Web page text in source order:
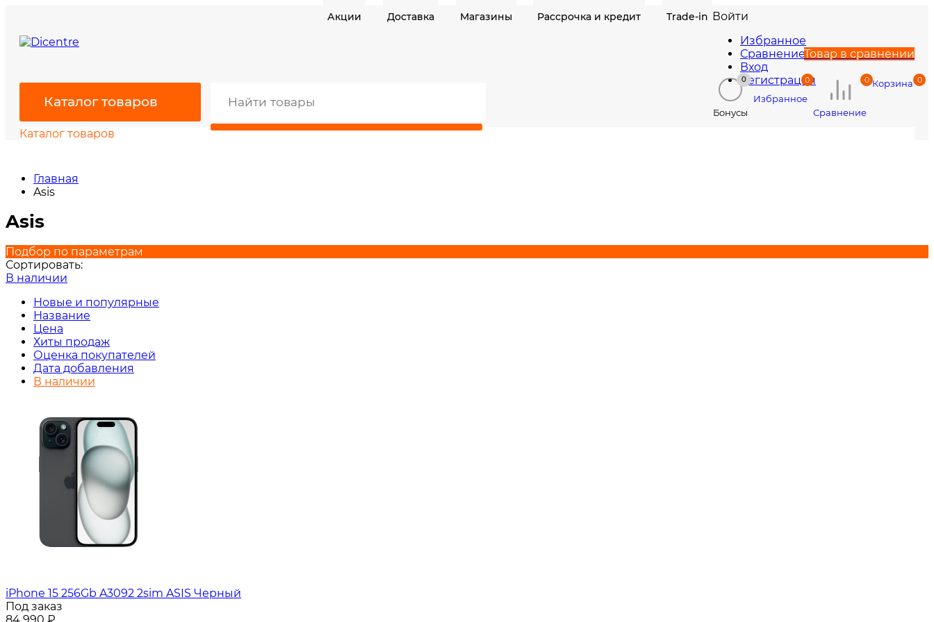
Акции Доставка Магазины Рассрочка и кредит Trade-in Войти
Избранное
СравнениеТовар в сравнении
Вход
Регистрация
Каталог товаров
0
Бонусы
0
Избранное
0
Сравнение
0
Корзина
Каталог товаров
Главная
Asis
Asis
Подбор по параметрам
Сортировать:
В наличии
Новые и популярные
Название
Цена
Хиты продаж
Оценка покупателей
Дата добавления
В наличии
iPhone 15 256Gb A3092 2sim ASIS Черный
Под заказ